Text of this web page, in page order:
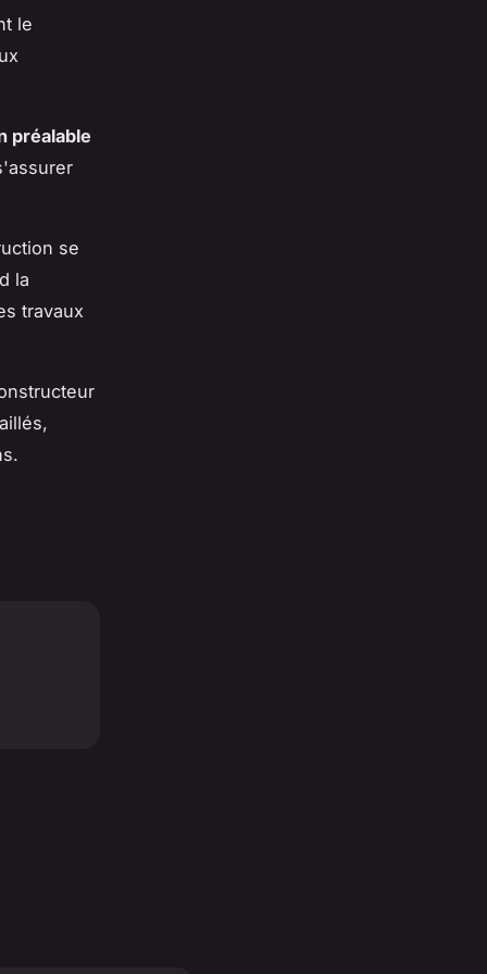
le
préalable
se
la
travaux